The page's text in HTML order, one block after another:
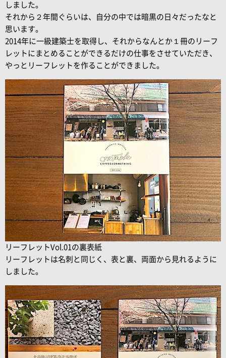
しました。
それから２年間ぐらいは、自分の中では暗黒の日々だったなと
思います。
2014年に一級建築士を取得し、それからなんとか１冊のリーフ
レットにまとめることができるだけの仕事をさせていただき、
やっとリーフレットを作ることができました。
リーフレットVol.01の裏表紙
リーフレットは名刺と同じく、表と裏、両面から見れるように
しました。